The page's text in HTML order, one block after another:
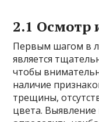
2.1 Осмотр
Первым шагом в
является
чтобы
наличие
трещины,
цвета.